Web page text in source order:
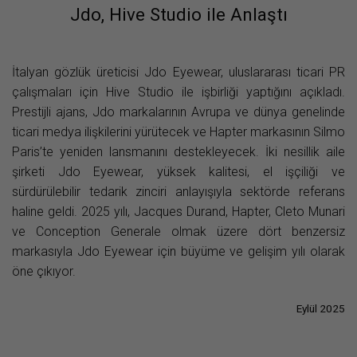
Jdo, Hive Studio ile Anlaştı
İtalyan gözlük üreticisi Jdo Eyewear, uluslararası ticari PR
çalışmaları için Hive Studio ile işbirliği yaptığını açıkladı.
Prestijli ajans, Jdo markalarının Avrupa ve dünya genelinde
ticari medya ilişkilerini yürütecek ve Hapter markasının Silmo
Paris’te yeniden lansmanını destekleyecek. İki nesillik aile
şirketi Jdo Eyewear, yüksek kalitesi, el işçiliği ve
sürdürülebilir tedarik zinciri anlayışıyla sektörde referans
haline geldi. 2025 yılı, Jacques Durand, Hapter, Cleto Munari
ve Conception Generale olmak üzere dört benzersiz
markasıyla Jdo Eyewear için büyüme ve gelişim yılı olarak
öne çıkıyor.
Eylül 2025